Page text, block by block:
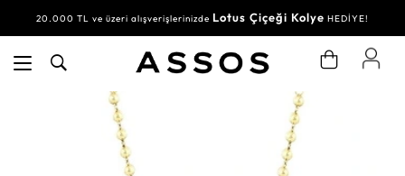
20.000 TL ve üzeri alışverişlerinizde Lotus Çiçeği Kolye HEDİYE!